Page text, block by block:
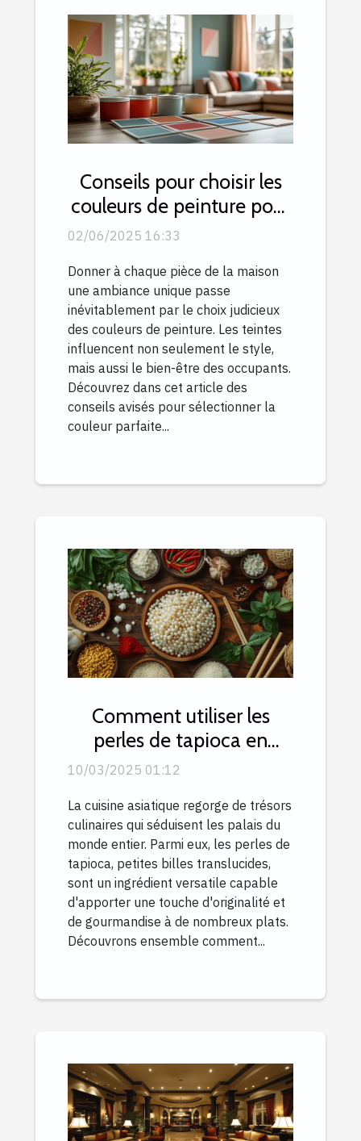
Conseils pour choisir les
couleurs de peinture pour
chaque pièce de la
02/06/2025 16:33
Donner à chaque pièce de la maison
une ambiance unique passe
inévitablement par le choix judicieux
des couleurs de peinture. Les teintes
influencent non seulement le style,
mais aussi le bien-être des occupants.
Découvrez dans cet article des
conseils avisés pour sélectionner la
couleur parfaite...
Comment utiliser les
perles de tapioca en
cuisine asiatique
10/03/2025 01:12
La cuisine asiatique regorge de trésors
culinaires qui séduisent les palais du
monde entier. Parmi eux, les perles de
tapioca, petites billes translucides,
sont un ingrédient versatile capable
d'apporter une touche d'originalité et
de gourmandise à de nombreux plats.
Découvrons ensemble comment...